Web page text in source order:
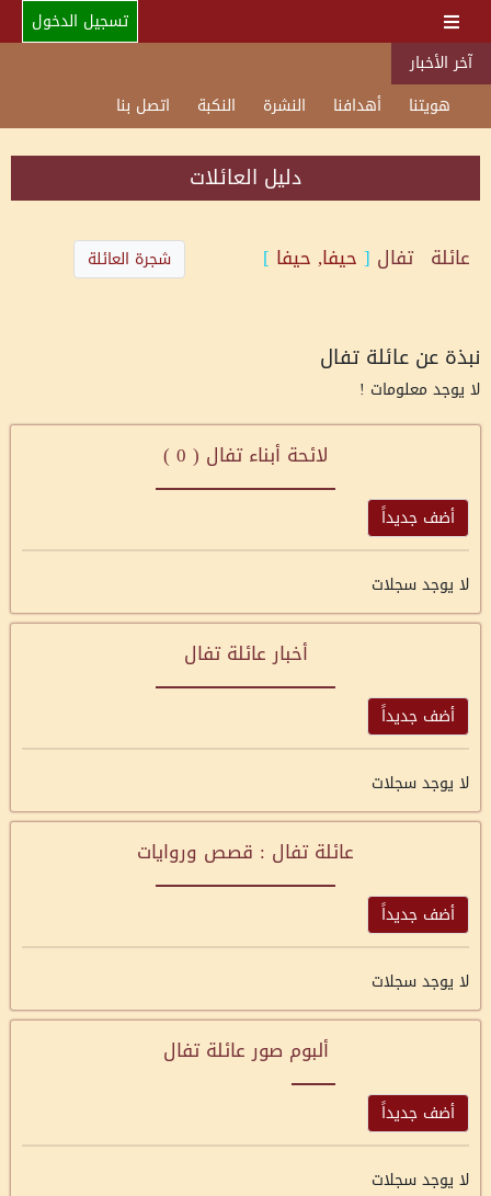
تسجيل الدخول
آخر الأخبار
هويتنا
أهدافنا النشرة النكبة اتصل بنا
دليل العائلات
عائلة تفال [ حيفا, حيفا ] شجرة العائلة
نبذة عن عائلة تفال
لا يوجد معلومات !
لائحة أبناء تفال ( 0
)
أضف جديداً
لا يوجد سجلات
أخبار عائلة تفال
أضف جديداً
لا يوجد سجلات
عائلة تفال : قصص وروايات
أضف جديداً
لا يوجد سجلات
ألبوم صور عائلة تفال
أضف جديداً
لا يوجد سجلات